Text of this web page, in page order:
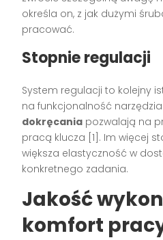
określa on, z jak dużymi
pracować.
Stopnie regulacji
System regulacji to kolejny
na funkcjonalność narzędzia.
dokręcania pozwalają na
pracą klucza [1]. Im więcej
większa elastyczność w
konkretnego zadania.
Jakość
komfort